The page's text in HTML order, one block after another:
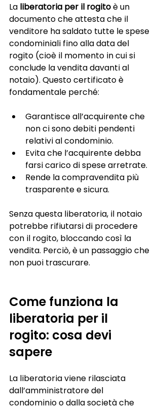
La liberatoria per il rogito è un
documento che attesta che il
venditore ha saldato tutte le spese
condominiali fino alla data del
rogito (cioè il momento in cui si
conclude la vendita davanti al
notaio). Questo certificato è
fondamentale perché:
Garantisce all’acquirente che
non ci sono debiti pendenti
relativi al condominio.
Evita che l’acquirente debba
farsi carico di spese arretrate.
Rende la compravendita più
trasparente e sicura.
Senza questa liberatoria, il notaio
potrebbe rifiutarsi di procedere
con il rogito, bloccando così la
vendita. Perciò, è un passaggio che
non puoi trascurare.
Come funziona la
liberatoria per il
rogito: cosa devi
sapere
La liberatoria viene rilasciata
dall’amministratore del
condominio o dalla società che